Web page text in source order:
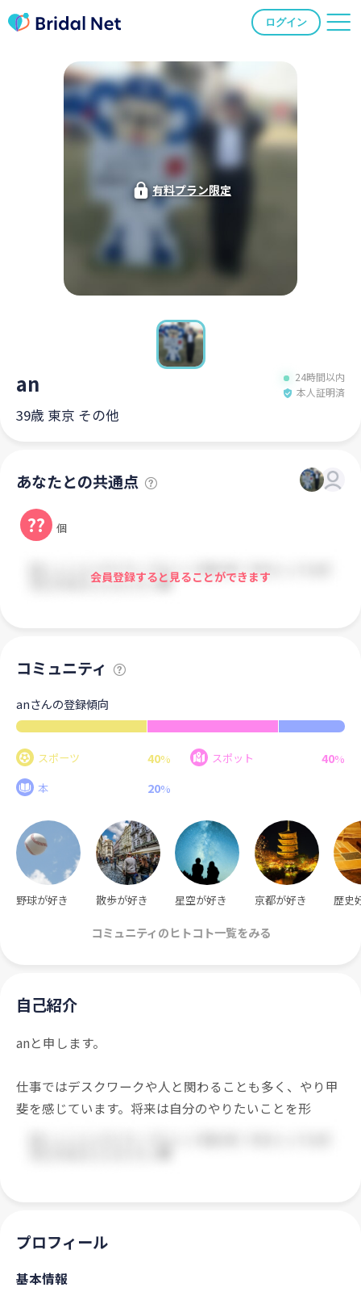
ログイン
有料プラン限定
an
24時間以内
本人証明済
39歳 東京 その他
あなたとの共通点
?? 個
会員登録すると見ることができます
コミュニティ
anさんの登録傾向
スポーツ 40% スポット 40%
本
20%
野球が好き 散歩が好き 星空が好き 京都が好き 歴史
コミュニティのヒトコト一覧をみる
自己紹介
anと申します。
仕事ではデスクワークや人と関わることも多く、やり甲
斐を感じています。将来は自分のやりたいことを形
プロフィール
基本情報